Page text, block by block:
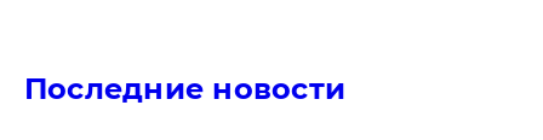
Последние новости